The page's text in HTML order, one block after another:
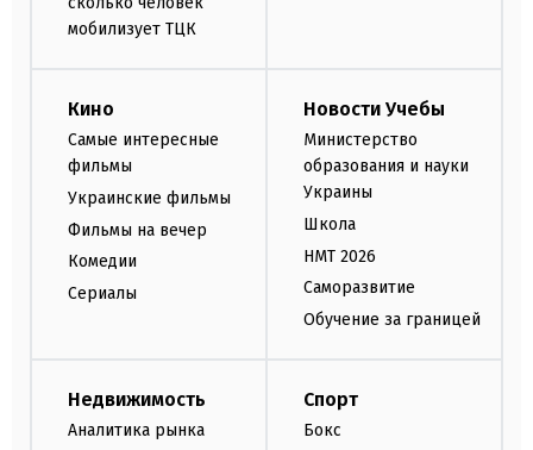
мобилизует ТЦК
Кино
Самые интересные
фильмы
Украинские фильмы
Фильмы на вечер
Комедии
Сериалы
Новости Учебы
Министерство
образования и науки
Украины
Школа
НМТ 2026
Саморазвитие
Обучение за границей
Недвижимость
Аналитика рынка
Спорт
Бокс